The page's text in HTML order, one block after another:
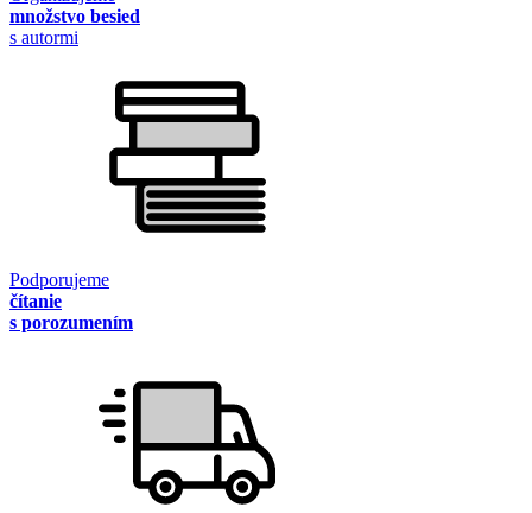
množstvo besied
s autormi
Podporujeme
čítanie
s porozumením